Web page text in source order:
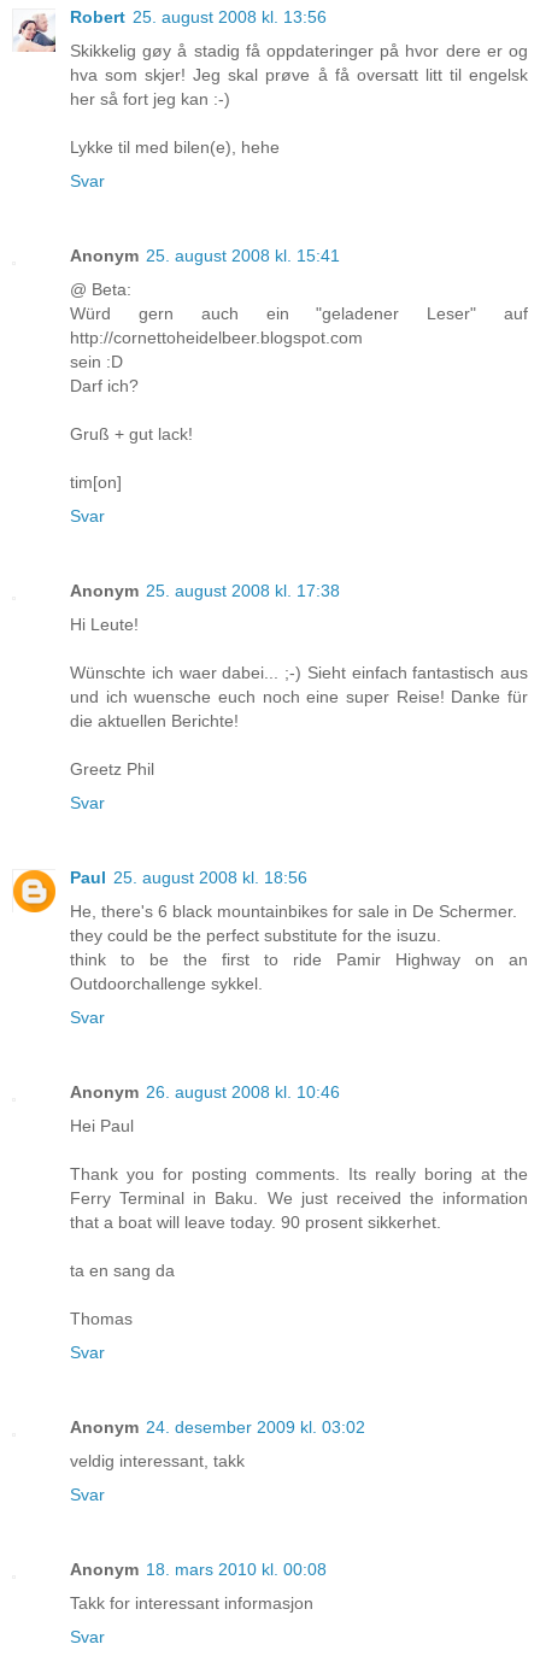
Robert 25. august 2008 kl. 13:56
Skikkelig gøy å stadig få oppdateringer på hvor dere er og
hva som skjer! Jeg skal prøve å få oversatt litt til engelsk
her så fort jeg kan :-)
Lykke til med bilen(e), hehe
Svar
Anonym 25. august 2008 kl. 15:41
@ Beta:
Würd gern auch ein "geladener Leser" auf
http://cornettoheidelbeer.blogspot.com
sein :D
Darf ich?
Gruß + gut lack!
tim[on]
Svar
Anonym 25. august 2008 kl. 17:38
Hi Leute!
Wünschte ich waer dabei... ;-) Sieht einfach fantastisch aus
und ich wuensche euch noch eine super Reise! Danke für
die aktuellen Berichte!
Greetz Phil
Svar
Paul 25. august 2008 kl. 18:56
He, there's 6 black mountainbikes for sale in De Schermer.
they could be the perfect substitute for the isuzu.
think to be the first to ride Pamir Highway on an
Outdoorchallenge sykkel.
Svar
Anonym 26. august 2008 kl. 10:46
Hei Paul
Thank you for posting comments. Its really boring at the
Ferry Terminal in Baku. We just received the information
that a boat will leave today. 90 prosent sikkerhet.
ta en sang da
Thomas
Svar
Anonym 24. desember 2009 kl. 03:02
veldig interessant, takk
Svar
Anonym 18. mars 2010 kl. 00:08
Takk for interessant informasjon
Svar